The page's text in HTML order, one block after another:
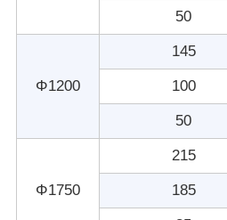
50
Φ1200
145
100
50
Φ1750
215
185